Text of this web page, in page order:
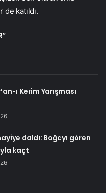
katıldı.
ı Kerim Yarışması
daldı: Boğayı gören
kaçtı